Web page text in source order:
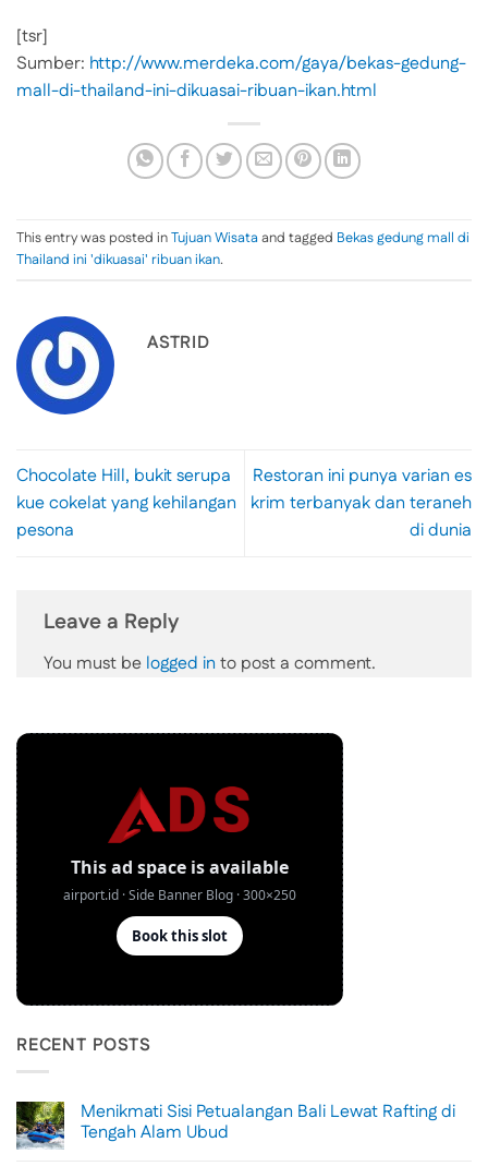
[tsr]
Sumber: http://www.merdeka.com/gaya/bekas-gedung-
mall-di-thailand-ini-dikuasai-ribuan-ikan.html
This entry was posted inTujuan Wisataand tagged Bekas gedung mall di
Thailand ini 'dikuasai' ribuan ikan.
ASTRID
Chocolate Hill, bukit serupa
kue cokelat yang kehilangan
pesona
Restoran ini punya varian es
krim terbanyak dan teraneh
di dunia
Leave a Reply
You must be logged in to post a comment.
RECENT POSTS
Menikmati Sisi Petualangan Bali Lewat Rafting di
Tengah Alam Ubud